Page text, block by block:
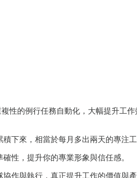
複性的例行任務自動化，大幅提升工
下來，相當於每月多出兩天的專注
性，提升你的專業形象與信任感。
作與執行，真正提升工作的價值與產